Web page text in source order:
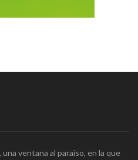
ventana al paraíso, en la que